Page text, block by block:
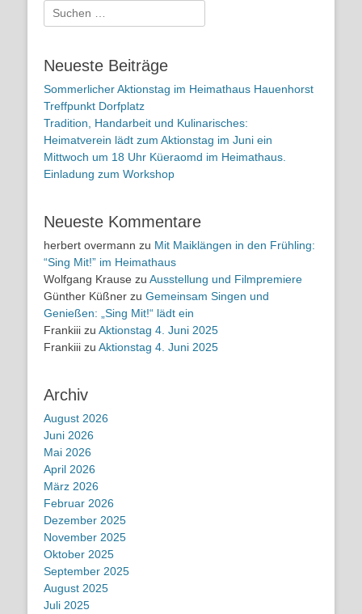
Suchen
nach:
Neueste Beiträge
Sommerlicher Aktionstag im Heimathaus Hauenhorst
Treffpunkt Dorfplatz
Tradition, Handarbeit und Kulinarisches:
Heimatverein lädt zum Aktionstag im Juni ein
Mittwoch um 18 Uhr Küeraomd im Heimathaus.
Einladung zum Workshop
Neueste Kommentare
herbert overmann zu Mit Maiklängen in den Frühling:
“Sing Mit!” im Heimathaus
Wolfgang Krause zu Ausstellung und Filmpremiere
Günther Küßner zu Gemeinsam Singen und
Genießen: „Sing Mit!“ lädt ein
Frankiii zu Aktionstag 4. Juni 2025
Frankiii zu Aktionstag 4. Juni 2025
Archiv
August 2026
Juni 2026
Mai 2026
April 2026
März 2026
Februar 2026
Dezember 2025
November 2025
Oktober 2025
September 2025
August 2025
Juli 2025